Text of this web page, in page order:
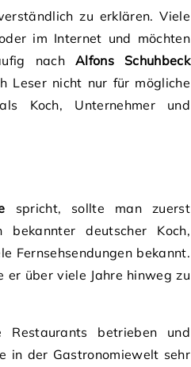
zu erklären. Viele
im Internet und möchten
nachAlfons Schuhbeck
Leser nicht nur für mögliche
Koch, Unternehmer und
spricht, sollte man zuerst
deutscher Koch,
Fernsehsendungen bekannt.
er über viele Jahre hinweg zu
Restaurants betrieben und
in der Gastronomiewelt sehr